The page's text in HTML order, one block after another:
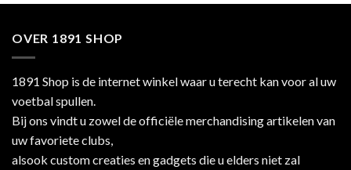
OVER 1891 SHOP
1891 Shop is de internet winkel waar u terecht kan voor al uw
voetbal spullen.
Bij ons vindt u zowel de officiële merchandising artikelen van
uw favoriete clubs,
alsook custom creaties en gadgets die u elders niet zal